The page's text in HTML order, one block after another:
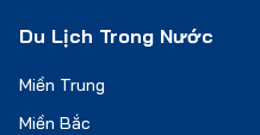
Du Lịch Trong Nước
Miền Trung
Miền Bắc